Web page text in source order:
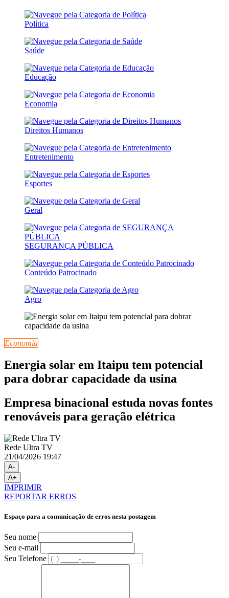
Política
Saúde
Educação
Economia
Direitos Humanos
Entretenimento
Esportes
Geral
SEGURANÇA PÚBLICA
Conteúdo Patrocinado
Agro
Economia
Energia solar em Itaipu tem potencial
para dobrar capacidade da usina
Empresa binacional estuda novas fontes
renováveis para geração elétrica
Rede Ultra TV
21/04/2026 19:47
A-
A+
IMPRIMIR
REPORTAR ERROS
Espaço para a comunicação de erros nesta postagem
Seu nome
Seu e-mail
Seu Telefone